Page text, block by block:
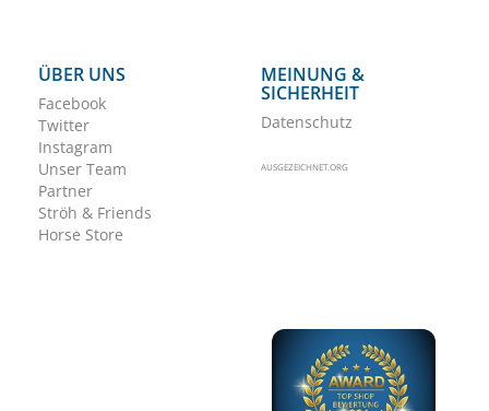
ÜBER UNS
Facebook
Twitter
Instagram
Unser Team
Partner
Ströh & Friends
Horse Store
MEINUNG &
SICHERHEIT
Datenschutz
AUSGEZEICHNET.ORG